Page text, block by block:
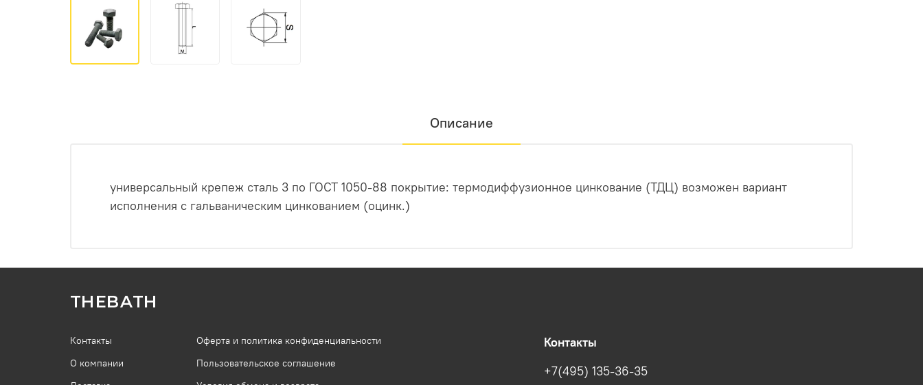
Описание
универсальный крепеж сталь 3 по ГОСТ 1050-88 покрытие: термодиффузионное цинкование (ТДЦ) возможен вариант
исполнения с гальваническим цинкованием (оцинк.)
THEBATH
Контакты
О компании
Оферта и политика конфиденциальности
Пользовательское соглашение
Контакты
+7(495) 135-36-35